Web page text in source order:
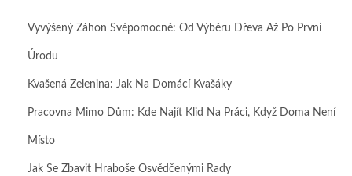
Vyvýšený Záhon Svépomocně: Od Výběru Dřeva Až Po První
Úrodu
Kvašená Zelenina: Jak Na Domácí Kvašáky
Pracovna Mimo Dům: Kde Najít Klid Na Práci, Když Doma Není
Místo
Jak Se Zbavit Hraboše Osvědčenými Rady